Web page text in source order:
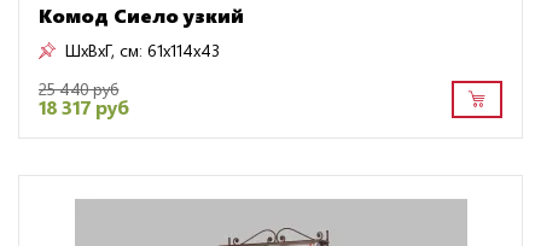
Комод Сиело узкий
ШxВxГ, см: 61x114x43
25 440 руб
18 317 руб